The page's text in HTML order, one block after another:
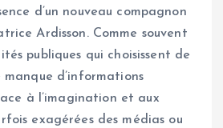
d’un nouveau compagnon
Ardisson. Comme souvent
publiques qui choisissent de
d’informations
à l’imagination et aux
exagérées des médias ou